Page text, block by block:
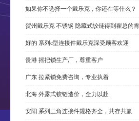
如果你不选择一个戴乐克，你还在等什么？
贺州戴乐克 不锈钢 隐藏式铰链得到翟总的
好的 系列c型连接件戴乐克深受顾客欢迎
贵港 摇把锁生产厂，尊重客户
广东 拉紧锁免费咨询，专业执着
北海 外露式铰链造价，全力以赴
安阳 系列三角连接件规格齐全，共存共赢